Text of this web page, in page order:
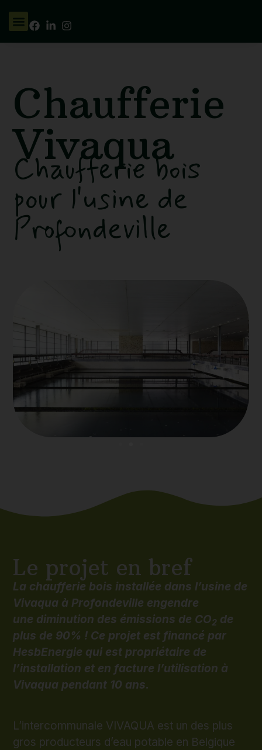
Chaufferie
Vivaqua
Chaufferie bois
pour l'usine de
Profondeville
Le projet en bref
La chaufferie bois installée dans l’usine de
Vivaqua à Profondeville engendre
une diminution des émissions de CO2 de
plus de 90% ! Ce projet est financé par
HesbEnergie qui est propriétaire de
l’installation et en facture l’utilisation à
Vivaqua pendant 10 ans.
L’intercommunale VIVAQUA est un des plus
gros producteurs d’eau potable en Belgique